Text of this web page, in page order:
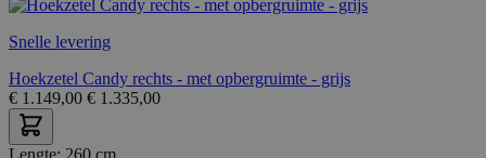
Snelle levering
Hoekzetel Candy rechts - met opbergruimte - grijs
€ 1.149,00 € 1.335,00
Lengte: 260 cm